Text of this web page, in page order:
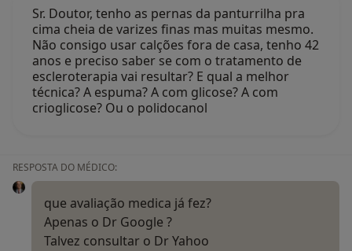
Sr. Doutor, tenho as pernas da panturrilha pra
cima cheia de varizes finas mas muitas mesmo.
Não consigo usar calções fora de casa, tenho 42
anos e preciso saber se com o tratamento de
escleroterapia vai resultar? E qual a melhor
técnica? A espuma? A com glicose? A com
crioglicose? Ou o polidocanol
RESPOSTA DO MÉDICO:
que avaliação medica já fez?
Apenas o Dr Google ?
Talvez consultar o Dr Yahoo